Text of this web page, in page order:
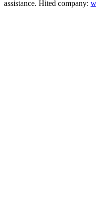
assistance. Hited company: